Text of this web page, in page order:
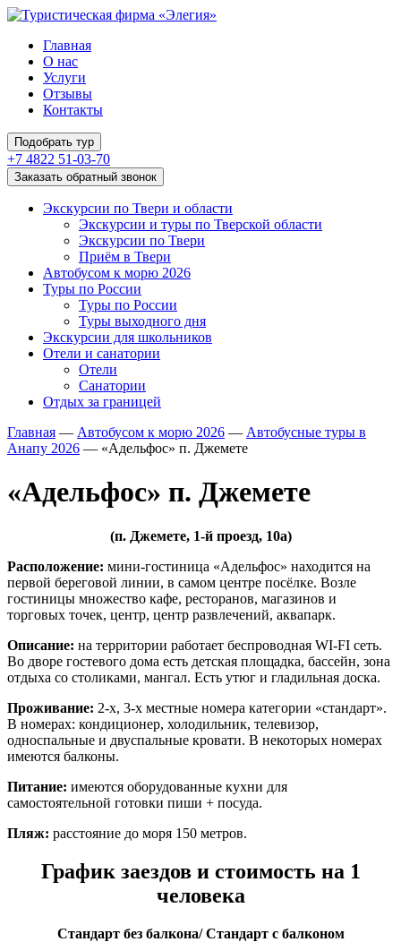
Главная
О нас
Услуги
Отзывы
Контакты
Подобрать тур
+7 4822 51-03-70
Заказать обратный звонок
Экскурсии по Твери и области
Экскурсии и туры по Тверской области
Экскурсии по Твери
Приём в Твери
Автобусом к морю 2026
Туры по России
Туры по России
Туры выходного дня
Экскурсии для школьников
Отели и санатории
Отели
Санатории
Отдых за границей
Главная — Автобусом к морю 2026 — Автобусные туры в
Анапу 2026 — «Адельфос» п. Джемете
«Адельфос» п. Джемете
(п. Джемете, 1-й проезд, 10а)
Расположение: мини-гостиница «Адельфос» находится на
первой береговой линии, в самом центре посёлке. Возле
гостиницы множество кафе, ресторанов, магазинов и
торговых точек, центр, центр развлечений, аквапарк.
Описание: на территории работает беспроводная WI-FI сеть.
Во дворе гостевого дома есть детская площадка, бассейн, зона
отдыха со столиками, мангал. Есть утюг и гладильная доска.
Проживание: 2-х, 3-х местные номера категории «стандарт».
В номерах: кондиционер, холодильник, телевизор,
односпальные и двуспальные кровати. В некоторых номерах
имеются балконы.
Питание: имеются оборудованные кухни для
самостоятельной готовки пиши + посуда.
Пляж: расстояние до моря 150 метров.
График заездов и стоимость на 1
человека
Стандарт без балкона/ Стандарт с балконом